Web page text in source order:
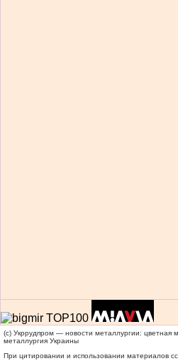
(c) Укррудпром — новости металлургии: цветная
металлургия Украины
При цитировании и использовании материалов